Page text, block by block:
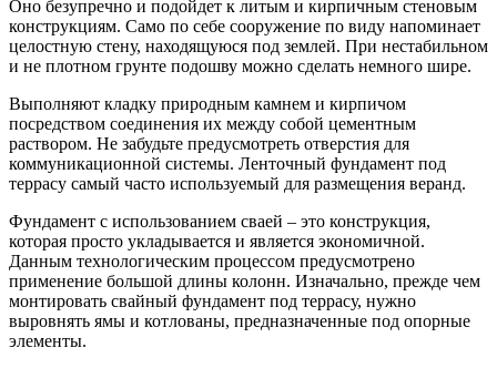
Оно безупречно и подойдет к литым и кирпичным стеновым
конструкциям. Само по себе сооружение по виду напоминает
целостную стену, находящуюся под землей. При нестабильном
и не плотном грунте подошву можно сделать немного шире.
Выполняют кладку природным камнем и кирпичом
посредством соединения их между собой цементным
раствором. Не забудьте предусмотреть отверстия для
коммуникационной системы. Ленточный фундамент под
террасу самый часто используемый для размещения веранд.
Фундамент с использованием сваей – это конструкция,
которая просто укладывается и является экономичной.
Данным технологическим процессом предусмотрено
применение большой длины колонн. Изначально, прежде чем
монтировать свайный фундамент под террасу, нужно
выровнять ямы и котлованы, предназначенные под опорные
элементы.